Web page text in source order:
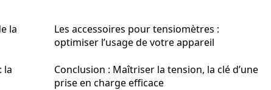
la
la
Les accessoires pour tensiomètres :
optimiser l’usage de votre appareil
Conclusion : Maîtriser la tension, la clé d’une
prise en charge efficace